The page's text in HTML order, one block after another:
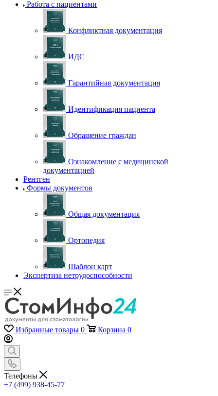
Работа с пациентами
Конфликтная документация
ИДС
Гарантийная документация
Идентификация пациента
Обращение граждан
Ознакомление с медицинской
документацией
Рентген
Формы документов
Общая документация
Ортопедия
Шаблон карт
Экспертиза нетрудоспособности
Избранные товары 0 Корзина 0
Телефоны
+7 (499) 938-45-77